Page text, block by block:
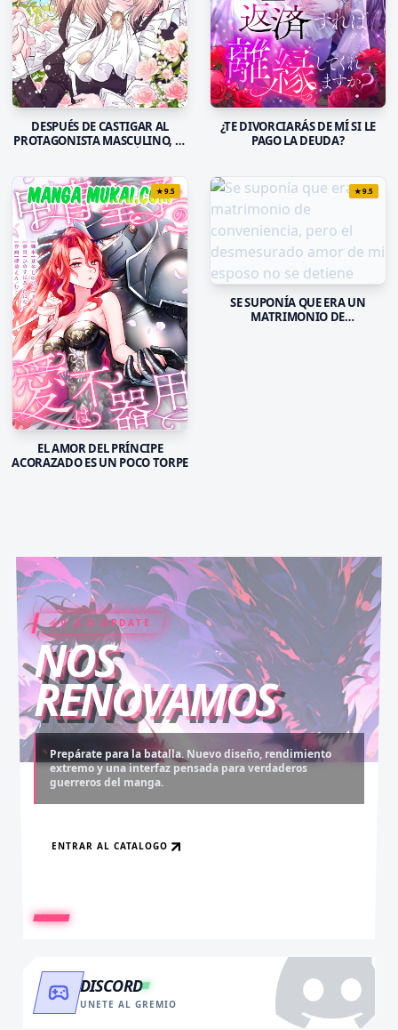
DESPUÉS DE CASTIGAR AL
PROTAGONISTA MASCULINO, ÉL
¿TE DIVORCIARÁS DE MÍ SI LE
PAGO LA DEUDA?
★9.5
EL AMOR DEL PRÍNCIPE
ACORAZADO ES UN POCO TORPE
★9.5
SE SUPONÍA QUE ERA UN
MATRIMONIO DE
V 2.0 UPDATE
NOS
RENOVAMOS
Prepárate para la batalla. Nuevo diseño, rendimiento
extremo y una interfaz pensada para verdaderos
guerreros del manga.
ENTRAR AL CATALOGO
COIN RUSH
Desbloquea capítulos legendarios. Recarga tus monedas
y accede al contenido más exclusivo sin límites.
RECARGAR AHORA
ELITE PASS
Asciende al rango máximo. Experiencia sin anuncios,
descargas infinitas y acceso anticipado.
VER BENEFICIOS
DISCORD
UNETE AL GREMIO